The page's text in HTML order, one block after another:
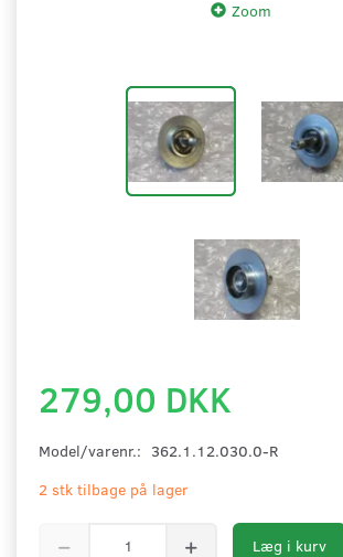
Zoom
279,00 DKK
Model/varenr.: 362.1.12.030.0-R
2 stk tilbage på lager
Læg i kurv